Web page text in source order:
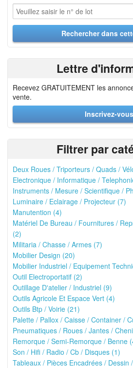
Lettre
Recevez GRATUITEMENT les
vente.
Inscrivez-vous
Filtrer par
Deux Roues / Triporteurs / Quads /
Electronique / Informatique /
Instruments / Mesure / Scientifique /
Luminaire / Eclairage / Projecteur (7)
Manutention (4)
Matériel De Bureau / Fournitures /
(2)
Militaria / Chasse / Armes (7)
Mobilier Design (20)
Mobilier Industriel / Equipement
Outil Electroportatif (2)
Outillage D'atelier / Industriel (9)
Outils Agricole Et Espace Vert (4)
Outils Btp / Voirie (21)
Palette / Pallox / Caisse / Container /
Pneumatiques / Roues / Jantes /
Remorque / Semi-Remorque / Benne
Son / Hifi / Radio / Cb / Disques (1)
Tableaux / Pièces Encadrées / Dessin